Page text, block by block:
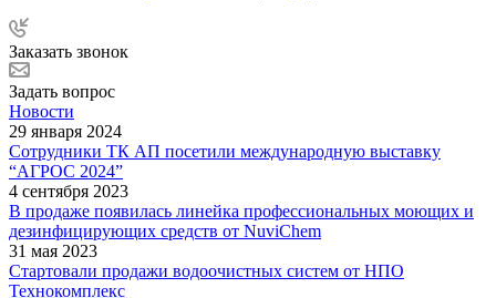
Заказать звонок
Задать вопрос
Новости
29 января 2024
Сотрудники ТК АП посетили международную выставку
“АГРОС 2024”
4 сентября 2023
В продаже появилась линейка профессиональных моющих и
дезинфицирующих средств от NuviChem
31 мая 2023
Стартовали продажи водоочистных систем от НПО
Технокомплекс